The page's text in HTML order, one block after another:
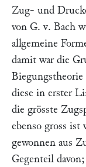
Zug- und
von G. v. Bach
allgemeine
damit war die
Biegungstheorie
diese in erster
die grösste
ebenso gross ist
gewonnen aus
Gegenteil